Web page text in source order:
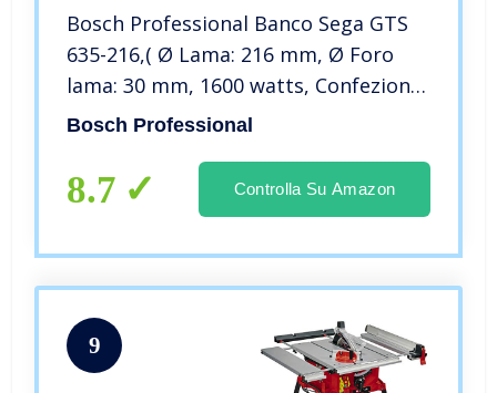
Bosch Professional Banco Sega GTS
635-216,( Ø Lama: 216 mm, Ø Foro
lama: 30 mm, 1600 watts, Confezione
in Cartone)
Bosch Professional
8.7 Controlla Su Amazon
9